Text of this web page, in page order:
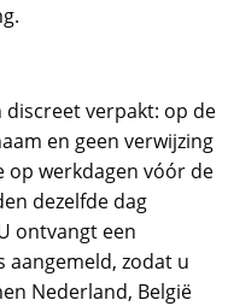
verpakt: op de
en geen verwijzing
op werkdagen vóór de
dezelfde dag
ontvangt een
aangemeld, zodat u
Nederland, België